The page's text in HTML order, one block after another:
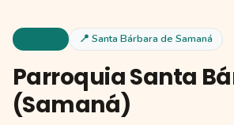
📍 Santa Bárbara de Samaná
Parroquia Santa
(Samaná)